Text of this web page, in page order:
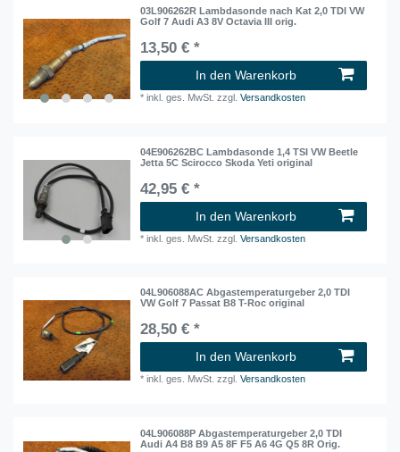
03L906262R Lambdasonde nach Kat 2,0 TDI VW
Golf 7 Audi A3 8V Octavia III orig.
13,50 € *
In den Warenkorb
*inkl. ges. MwSt. zzgl.Versandkosten
04E906262BC Lambdasonde 1,4 TSI VW Beetle
Jetta 5C Scirocco Skoda Yeti original
42,95 € *
In den Warenkorb
*inkl. ges. MwSt. zzgl.Versandkosten
04L906088AC Abgastemperaturgeber 2,0 TDI
VW Golf 7 Passat B8 T-Roc original
28,50 € *
In den Warenkorb
*inkl. ges. MwSt. zzgl.Versandkosten
04L906088P Abgastemperaturgeber 2,0 TDI
Audi A4 B8 B9 A5 8F F5 A6 4G Q5 8R Orig.